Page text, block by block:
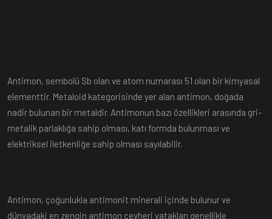
Antimon, sembolü Sb olan ve atom numarası 51 olan bir kimyasal
elementtir. Metaloid kategorisinde yer alan antimon, doğada
nadir bulunan bir metaldir. Antimonun bazı özellikleri arasında gri-
metalik parlaklığa sahip olması, katı formda bulunması ve
elektriksel iletkenliğe sahip olması sayılabilir.
Antimon, çoğunlukla antimonit minerali içinde bulunur ve
dünyadaki en zengin antimon cevheri yatakları genellikle